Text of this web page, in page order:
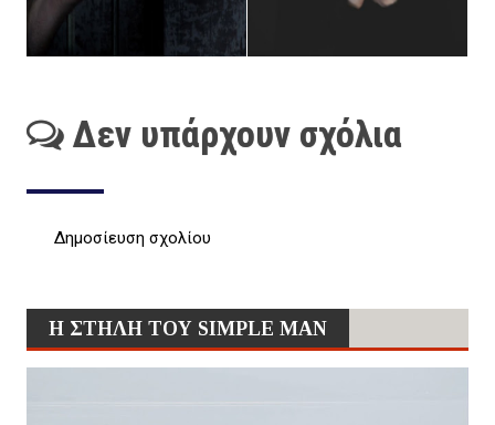
Δεν υπάρχουν σχόλια
Δημοσίευση σχολίου
Η ΣΤΗΛΗ ΤΟΥ SIMPLE MAN